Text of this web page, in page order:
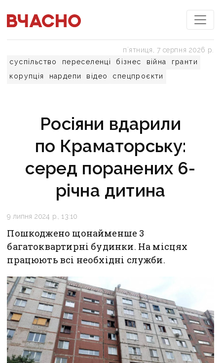
суспільство переселенці бізнес війна
гранти
корупція
нардепи відео спецпроєкти
пʼятниця, 7 серпня 2026 р.
Росіяни вдарили
по Краматорську:
серед поранених 6-
річна дитина
9 липня 2024 р., 13:10
Пошкоджено щонайменше 3
багатоквартирні будинки. На місцях
працюють всі необхідні служби.